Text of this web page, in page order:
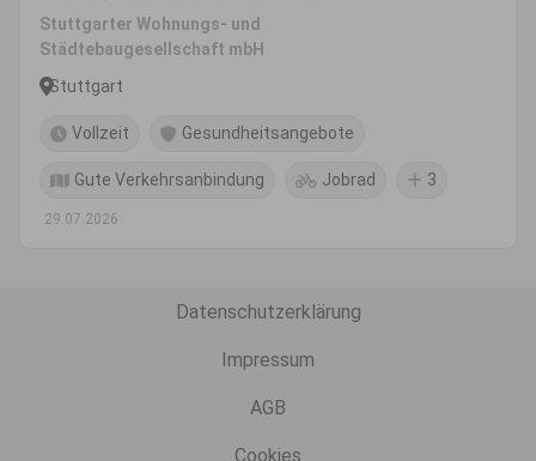
Stuttgarter Wohnungs- und
Städtebaugesellschaft mbH
Stuttgart
Vollzeit Gesundheitsangebote
Gute Verkehrsanbindung Jobrad 3
29.07.2026
Datenschutzerklärung
Impressum
AGB
Cookies